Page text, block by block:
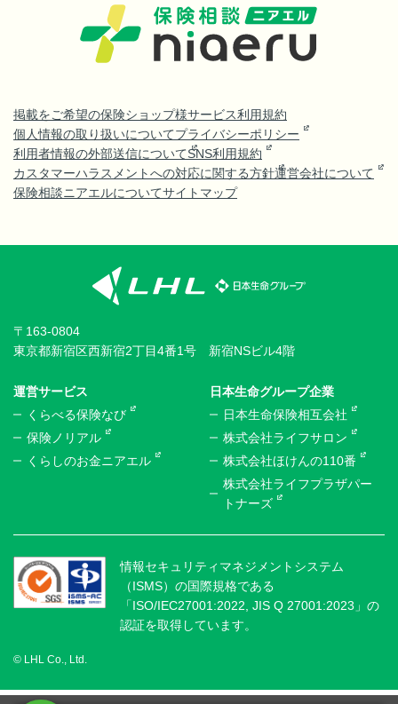
掲載をご希望の保険ショップ様サービス利用規約
個人情報の取り扱いについてプライバシーポリシー
利用者情報の外部送信についてSNS利用規約
カスタマーハラスメントへの対応に関する方針運営会社について
保険相談ニアエルについてサイトマップ
〒163-0804
東京都新宿区西新宿2丁目4番1号 新宿NSビル4階
運営サービス
くらべる保険なび
保険ノリアル
くらしのお金ニアエル
日本生命グループ企業
日本生命保険相互会社
株式会社ライフサロン
株式会社ほけんの110番
株式会社ライフプラザパー
トナーズ
情報セキュリティマネジメントシステム
（ISMS）の国際規格である
「ISO/IEC27001:2022, JIS Q 27001:2023」の
認証を取得しています。
© LHL Co., Ltd.